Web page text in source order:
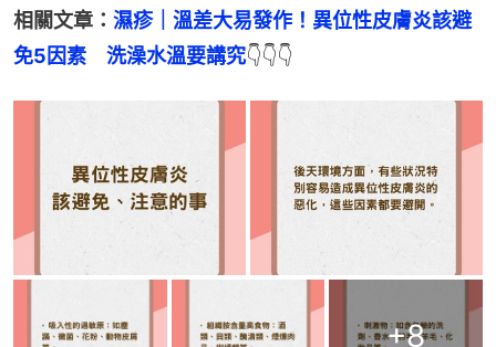
相關文章： 濕疹｜溫差大易發作！異位性皮膚炎該避
免5因素　洗澡水溫要講究👇👇👇
+8